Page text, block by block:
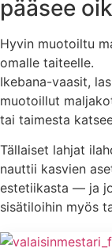
pääsee
Hyvin muotoiltu
omalle taiteelle.
Ikebana-vaasit,
muotoillut
tai taimesta
Tällaiset lahjat
nauttii kasvien
estetiikasta — ja
sisätiloihin myös